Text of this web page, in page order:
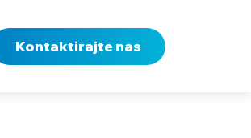
Kontaktirajte nas